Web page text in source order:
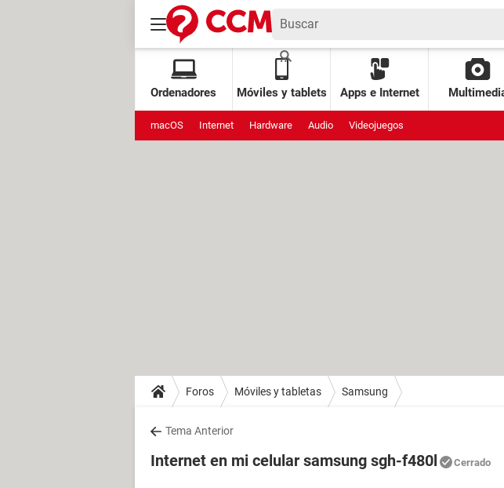
Ordenadores Móviles y tablets Apps e Internet
macOS Internet Hardware Audio Videojuegos
Foros Móviles y tabletas Samsung
Tema Anterior
Internet en mi celular samsung sgh-f480l Cerrado